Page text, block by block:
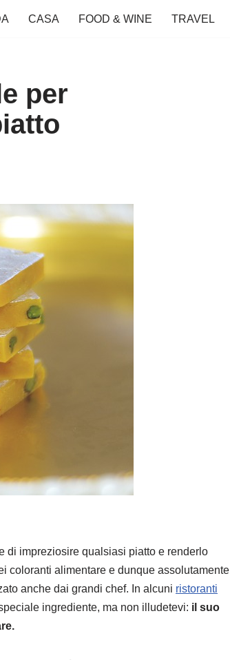
CASA FOOD & WINE TRAVEL
per
di impreziosire qualsiasi piatto e renderlo
coloranti alimentare e dunque assolutamente
anche dai grandi chef. In alcuni ristoranti
ingrediente, ma non illudetevi: il suo